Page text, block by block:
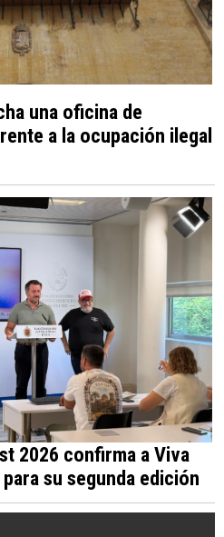
una oficina de
a la ocupación ilegal
2026 confirma a Viva
su segunda edición